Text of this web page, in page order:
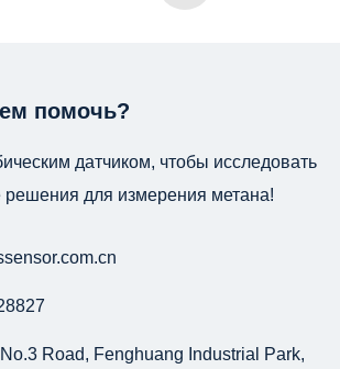
помочь?
датчиком, чтобы исследовать
для измерения метана!
Road, Fenghuang Industrial Park,